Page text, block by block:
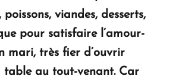
poissons, viandes, desserts,
pour satisfaire l’amour-
mari, très fier d’ouvrir
table au tout-venant. Car